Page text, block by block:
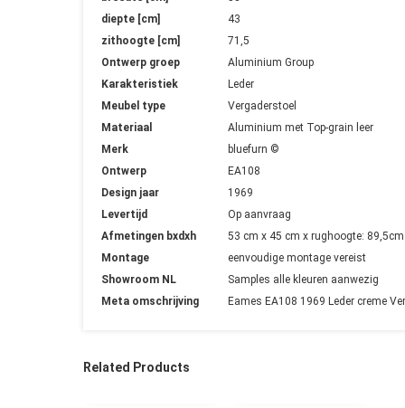
diepte [cm]
43
zithoogte [cm]
71,5
Ontwerp groep
Aluminium Group
Karakteristiek
Leder
Meubel type
Vergaderstoel
Materiaal
Aluminium met Top-grain leer
Merk
bluefurn ©
Ontwerp
EA108
Design jaar
1969
Levertijd
Op aanvraag
Afmetingen bxdxh
53 cm x 45 cm x rughoogte:
Montage
eenvoudige montage vereist
Showroom NL
Samples alle kleuren aanwezig
Meta omschrijving
Eames EA108 1969 Leder creme
Related Products